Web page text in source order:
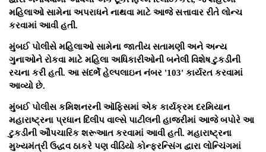
મહિલાઓ સામેના અપરાધને નાથવા માટે આજે સત્તાવાર રીતે લોન્ચ
કરવામાં આવી હતી.
મુંબઈ પોલીસે મહિલાઓ સામેના જાતીય સતામણી અને અન્ય
ગુનાઓને રોકવા માટે મહિલા અધિકારીઓની બનેલી વિશેષ ટુકડીની
રચના કરી હતી. આ સંદર્ભે હેલ્પલાઇન નંબર '103' કાર્યરત કરવામાં
આવ્યો છે.
મુંબઈ પોલીસ કમિશનરની ઑફિસમાં એક કાર્યક્રમ દરમિયાન
મહારાષ્ટ્રના પ્રધાન દિલીપ વાલ્સે પાટીલનીહાજરીમાં આજે બપોરે આ
ટુકડીની ઔપચારિક શરૂઆત કરવામાં આવી હતી. મહારાષ્ટ્રના
મુખ્યમંત્રી ઉદ્ધવ ઠાકરે પણ વીડિયો કોન્ફરન્સિંગ દ્વારા લોન્ચિંગમાં